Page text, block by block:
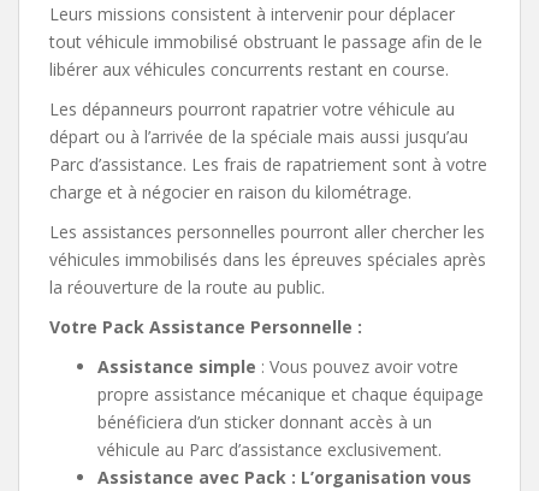
Leurs missions consistent à intervenir pour déplacer
tout véhicule immobilisé obstruant le passage afin de le
libérer aux véhicules concurrents restant en course.
Les dépanneurs pourront rapatrier votre véhicule au
départ ou à l’arrivée de la spéciale mais aussi jusqu’au
Parc d’assistance. Les frais de rapatriement sont à votre
charge et à négocier en raison du kilométrage.
Les assistances personnelles pourront aller chercher les
véhicules immobilisés dans les épreuves spéciales après
la réouverture de la route au public.
Votre Pack Assistance Personnelle :
Assistance simple : Vous pouvez avoir votre
propre assistance mécanique et chaque équipage
bénéficiera d’un sticker donnant accès à un
véhicule au Parc d’assistance exclusivement.
Assistance avec Pack : L’organisation vous